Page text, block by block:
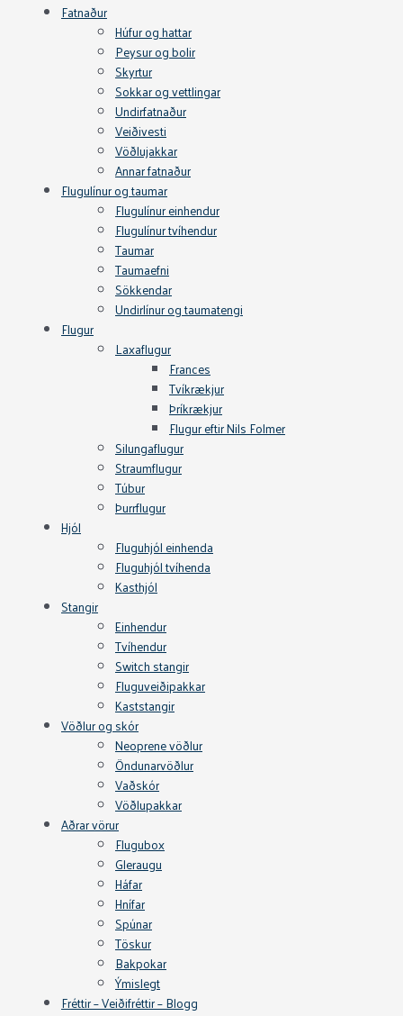
Fatnaður
Húfur og hattar
Peysur og bolir
Skyrtur
Sokkar og vettlingar
Undirfatnaður
Veiðivesti
Vöðlujakkar
Annar fatnaður
Flugulínur og taumar
Flugulínur einhendur
Flugulínur tvíhendur
Taumar
Taumaefni
Sökkendar
Undirlínur og taumatengi
Flugur
Laxaflugur
Frances
Tvíkrækjur
Þríkrækjur
Flugur eftir Nils Folmer
Silungaflugur
Straumflugur
Túbur
Þurrflugur
Hjól
Fluguhjól einhenda
Fluguhjól tvíhenda
Kasthjól
Stangir
Einhendur
Tvíhendur
Switch stangir
Fluguveiðipakkar
Kaststangir
Vöðlur og skór
Neoprene vöðlur
Öndunarvöðlur
Vaðskór
Vöðlupakkar
Aðrar vörur
Flugubox
Gleraugu
Háfar
Hnífar
Spúnar
Töskur
Bakpokar
Ýmislegt
Fréttir – Veiðifréttir – Blogg